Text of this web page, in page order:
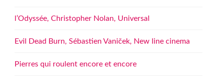
l’Odyssée, Christopher Nolan, Universal
Evil Dead Burn, Sébastien Vaniček, New line cinema
Pierres qui roulent encore et encore